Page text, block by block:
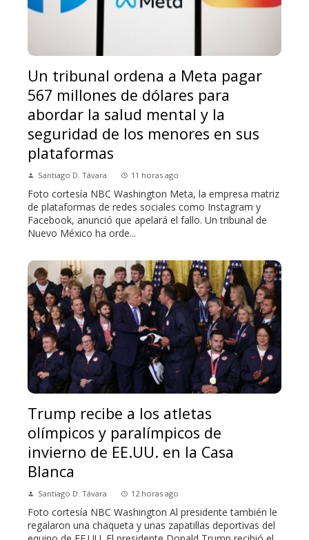
Un tribunal ordena a Meta pagar
567 millones de dólares para
abordar la salud mental y la
seguridad de los menores en sus
plataformas
Santiago D. Távara 11 horas ago
Foto cortesía NBC Washington Meta, la empresa matriz
de plataformas de redes sociales como Instagram y
Facebook, anunció que apelará el fallo. Un tribunal de
Nuevo México ha orde...
Trump recibe a los atletas
olímpicos y paralímpicos de
invierno de EE.UU. en la Casa
Blanca
Santiago D. Távara 12 horas ago
Foto cortesía NBC Washington Al presidente también le
regalaron una chaqueta y unas zapatillas deportivas del